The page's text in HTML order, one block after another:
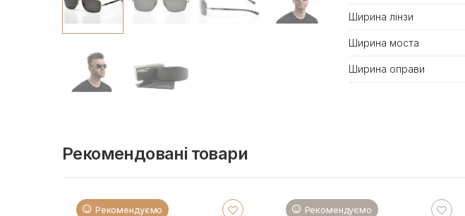
Ширина лінзи
Ширина моста
Ширина оправи
Рекомендовані товари
Рекомендуємо Рекомендуємо